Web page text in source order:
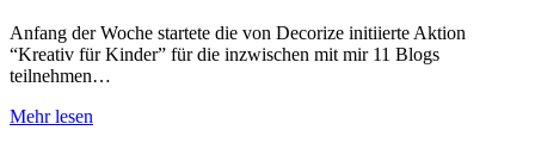
Anfang der Woche startete die von Decorize initiierte Aktion
“Kreativ für Kinder” für die inzwischen mit mir 11 Blogs
teilnehmen…
Mehr lesen